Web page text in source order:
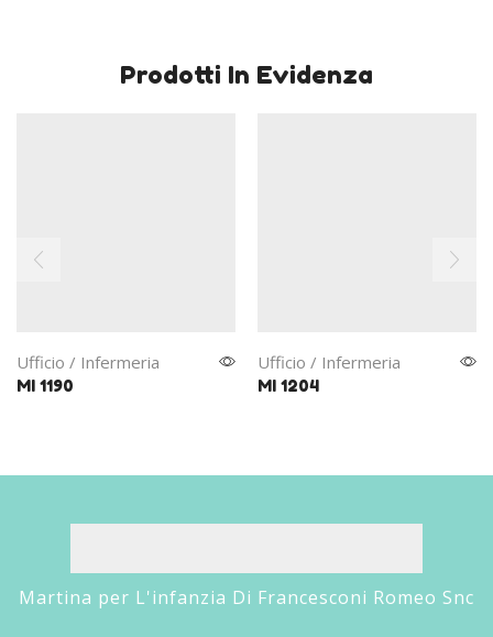
Prodotti In Evidenza
Ufficio / Infermeria
MI 1190
Ufficio / Infermeria
MI 1204
Martina per L'infanzia Di Francesconi Romeo Snc